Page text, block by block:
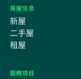
房屋信息
新屋
二手屋
租屋
服務項目